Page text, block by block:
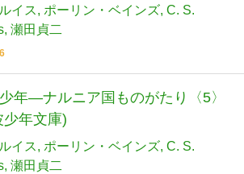
イス ポーリン・ベインズ C. S.
瀬田貞二
年―ナルニア国ものがたり〈5〉
少年文庫)
イス ポーリン・ベインズ C. S.
瀬田貞二